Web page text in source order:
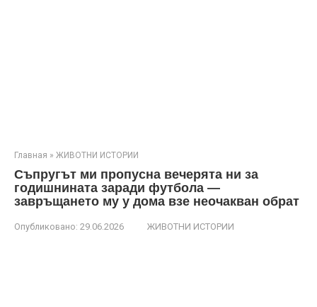
Главная » ЖИВОТНИ ИСТОРИИ
Съпругът ми пропусна вечерята ни за
годишнината заради футбола —
завръщането му у дома взе неочакван обрат
Опубликовано: 29.06.2026 ЖИВОТНИ ИСТОРИИ